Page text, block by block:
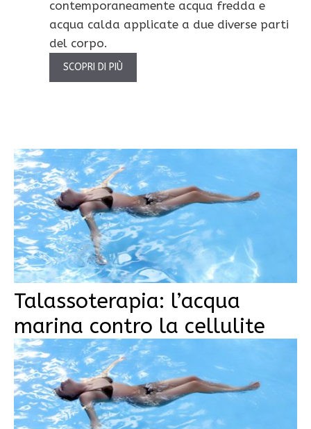
contemporaneamente acqua fredda e
acqua calda applicate a due diverse parti
del corpo.
SCOPRI DI PIÙ
Talassoterapia: l’acqua
marina contro la cellulite